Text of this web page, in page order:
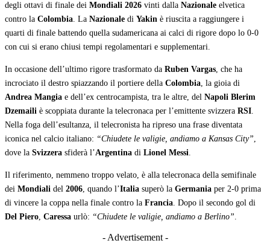
degli ottavi di finale dei Mondiali 2026 vinti dalla Nazionale elvetica
contro la Colombia. La Nazionale di Yakin è riuscita a raggiungere i
quarti di finale battendo quella sudamericana ai calci di rigore dopo lo 0-0
con cui si erano chiusi tempi regolamentari e supplementari.
In occasione dell’ultimo rigore trasformato da Ruben Vargas, che ha
incrociato il destro spiazzando il portiere della Colombia, la gioia di
Andrea Mangia e dell’ex centrocampista, tra le altre, del Napoli Blerim
Dzemaili è scoppiata durante la telecronaca per l’emittente svizzera RSI.
Nella foga dell’esultanza, il telecronista ha ripreso una frase diventata
iconica nel calcio italiano: “Chiudete le valigie, andiamo a Kansas City”,
dove la Svizzera sfiderà l’Argentina di Lionel Messi.
Il riferimento, nemmeno troppo velato, è alla telecronaca della semifinale
dei Mondiali del 2006, quando l’Italia superò la Germania per 2-0 prima
di vincere la coppa nella finale contro la Francia. Dopo il secondo gol di
Del Piero, Caressa urlò: “Chiudete le valigie, andiamo a Berlino”.
- Advertisement -